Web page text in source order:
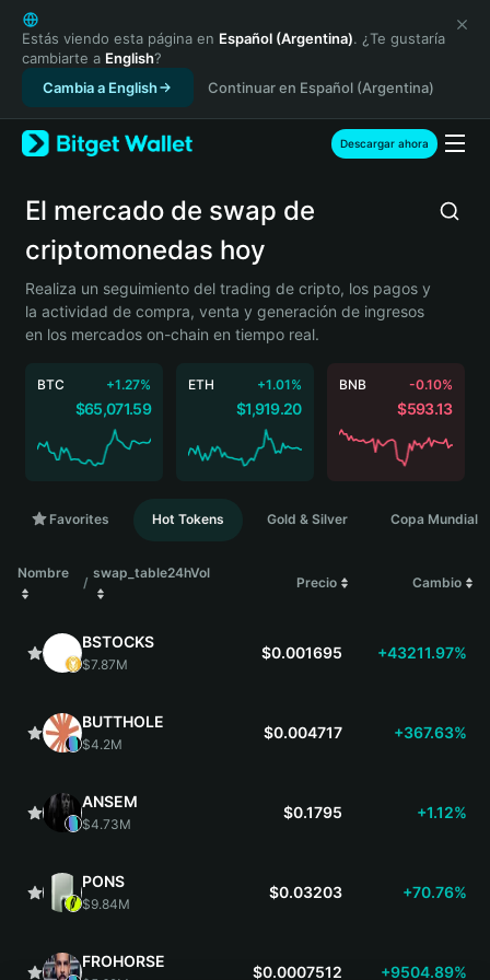
English
日本語
Tiếng Việt
Русский
Español (Latinoamérica)
Türkçe
Français
Deutsch
简体中文
Português (Portugal)
Bahasa Indonesia
Português (Brasil)
Estás viendo esta página en Español (Argentina). ¿Te gustaría
cambiarte a English?
Cambia a English
Continuar en Español (Argentina)
Descargar ahora
El mercado de swap de
criptomonedas hoy
Realiza un seguimiento del trading de cripto, los pagos y
la actividad de compra, venta y generación de ingresos
en los mercados on-chain en tiempo real.
BTC +1.27%
$65,071.59
ETH +1.01%
$1,919.20
BNB -0.10%
$593.13
Favorites Hot Tokens Gold & Silver Copa Mundial
Nombre
/
swap_table24hVol
Precio Cambio
BSTOCKS
$7.87M
$0.001695 +43211.97%
BUTTHOLE
$4.2M
$0.004717 +367.63%
ANSEM
$4.73M
$0.1795 +1.12%
PONS
$9.84M
$0.03203 +70.76%
FROHORSE
$0.0007512 +9504.89%